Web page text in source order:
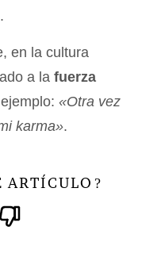
en la cultura
a la fuerza
«Otra vez
karma».
ARTÍCULO ?